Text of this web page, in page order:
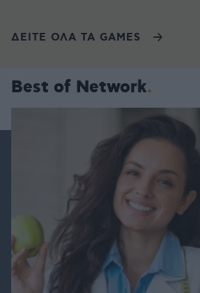
ΔΕΙΤΕ ΟΛΑ ΤΑ GAMES
Best of Network